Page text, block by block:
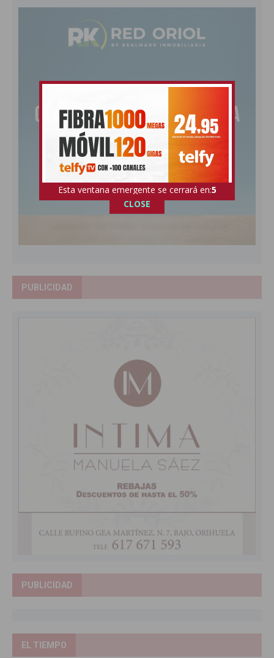
PUBLICIDAD
PUBLICIDAD
EL TIEMPO
Esta ventana emergente se cerrará en:4
CLOSE